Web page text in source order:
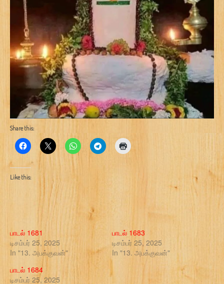
Share this:
Like this:
பாடல் 1681
டிசம்பர் 25, 2025
In "13. அபக்குவன்"
பாடல் 1683
டிசம்பர் 25, 2025
In "13. அபக்குவன்"
பாடல் 1684
டிசம்பர் 25, 2025